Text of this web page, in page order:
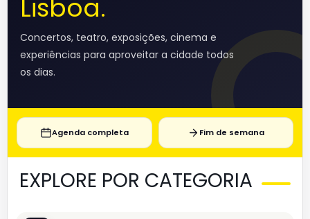
Lisboa.
Concertos, teatro, exposições, cinema e
experiências para aproveitar a cidade todos
os dias.
Agenda completa Fim de semana
EXPLORE POR CATEGORIA